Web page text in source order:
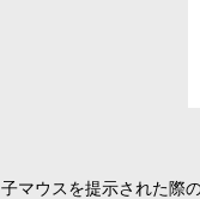
子マウスを提示された際